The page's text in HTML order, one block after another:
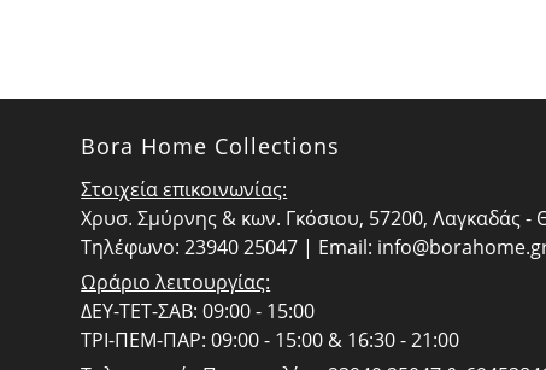
Bora Home Collections
Στοιχεία επικοινωνίας:
Χρυσ. Σμύρνης & κων. Γκόσιου, 57200, Λαγκαδάς -
Τηλέφωνο: 23940 25047 | Email:
Ωράριο λειτουργίας:
ΔΕΥ-ΤΕΤ-ΣΑΒ: 09:00 - 15:00
ΤΡΙ-ΠΕΜ-ΠΑΡ: 09:00 - 15:00 & 16:30 - 21:00